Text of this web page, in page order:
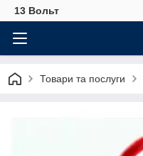
13 Вольт
Товари та послуги